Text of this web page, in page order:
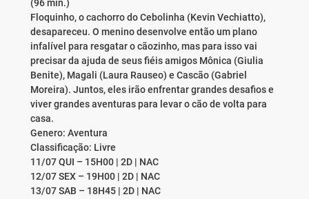
(96 min.)
Floquinho, o cachorro do Cebolinha (Kevin Vechiatto),
desapareceu. O menino desenvolve então um plano
infalível para resgatar o cãozinho, mas para isso vai
precisar da ajuda de seus fiéis amigos Mônica (Giulia
Benite), Magali (Laura Rauseo) e Cascão (Gabriel
Moreira). Juntos, eles irão enfrentar grandes desafios e
viver grandes aventuras para levar o cão de volta para
casa.
Genero: Aventura
Classificação: Livre
11/07 QUI – 15H00 | 2D | NAC
12/07 SEX – 19H00 | 2D | NAC
13/07 SAB – 18H45 | 2D | NAC